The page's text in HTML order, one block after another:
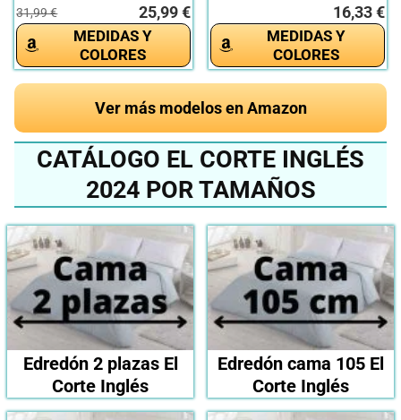
31,99 € 25,99 €
MEDIDAS Y
COLORES
16,33 €
MEDIDAS Y
COLORES
Ver más modelos en Amazon
CATÁLOGO EL CORTE INGLÉS
2024 POR TAMAÑOS
Edredón 2 plazas El
Corte Inglés
Edredón cama 105 El
Corte Inglés